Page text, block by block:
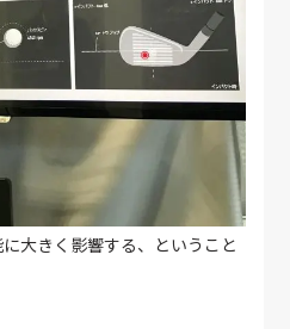
大きく影響する、ということ